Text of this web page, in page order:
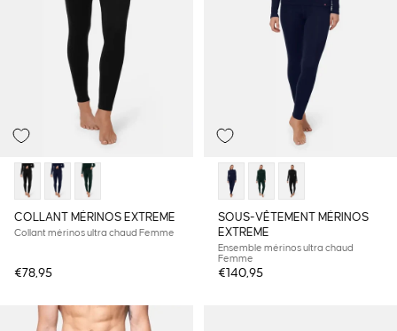
COLLANT MÉRINOS EXTREME
Collant mérinos ultra chaud Femme
€78,95
SOUS-VÊTEMENT MÉRINOS
EXTREME
Ensemble mérinos ultra chaud
Femme
€140,95